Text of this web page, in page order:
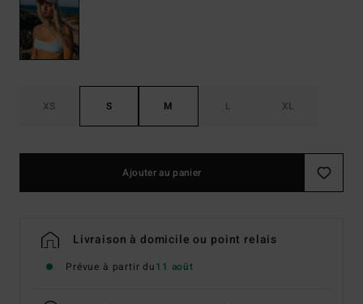
XS S M L XL
Ajouter au panier
Livraison à domicile ou point relais
Prévue à partir du11 août